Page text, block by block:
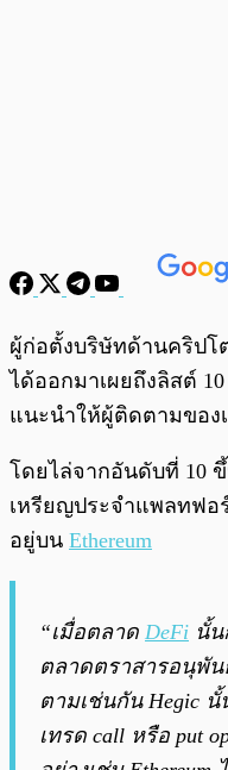
พร้อมเล่น
ผู้ก่อตั้งบริษัทด้านคริปโต
ได้ออกมาเผยถึงลิสต์
แนะนำให้ผู้ติดตามของ
โดยไล่จากอันดับที่ 10
เหรียญประจำแพลทฟอ
อยู่บน Ethereum
“เมื่อตลาด DeFi นั้น
ตลาดตราสารอนุพัน
ตามเช่นกัน Hegic
เทรด call หรือ put